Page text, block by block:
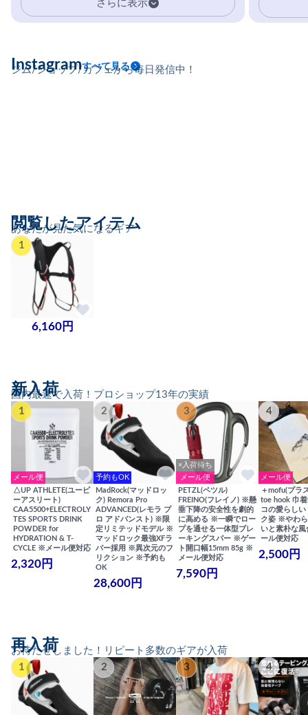
さらに表示
ジム/ショップ/カフェから毎日発信中！
Instagramすべて見る
あなたが見た気になるギア
閲覧したアイテム
1
6,160円
国内最速で入荷！プロショップ13年の実績
新入荷
1
メール便
△UP ATHLETE(ユーピ
ーアスリート)
CAA5500+ELECTROLY
TES SPORTS DRINK
POWDER for
HYDRATION & T-
CYCLE ※メール便対応
2,320円
2
予約もOK
MadRock(マッドロッ
ク) Remora Pro
ADVANCED(レモラ プ
ロ アドバンスト) ※限
定リミテッドモデル ※
マッドロック最強XFラ
バー採用 ※異次元のフ
リクション ※予約も
OK
28,600円
3
×入荷待ち
メール便
PETZL(ペツル)
FREINO(フレイノ) ※懸
垂下降の安全性を劇的
に高める ※一瞬でロー
プを通せる一体型ブレ
ーキングスパー ※ゲー
ト開口幅15mm 85g ※
メール便対応
7,590円
4
メール便
＋mofu(プラ
toe hook 巾
コの愛らしい
ク姿 ※やわ
いと素朴な
ール便対応
2,500円
お待たせしました！リピート多数のギアが入荷
再入荷
1 2 3 4